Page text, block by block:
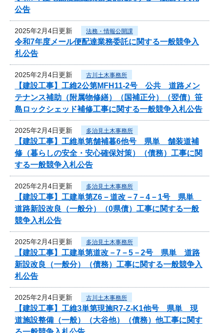
公告
2025年2月4日更新 法務・情報公開課
令和7年度メール便配達業務委託に関する一般競争入
札公告
2025年2月4日更新 古川土木事務所
【建設工事】工維2公第MFH11-2号 公共 道路メン
テナンス補助（附属物修繕）（国補正分）（翌債）笹
島ロックシェッド補修工事に関する一般競争入札公告
2025年2月4日更新 多治見土木事務所
【建設工事】工維単第舗補暮6他号 県単 舗装道補
修（暮らしの安全・安心確保対策）（債務）工事に関
する一般競争入札公告
2025年2月4日更新 多治見土木事務所
【建設工事】工建単第Z6－道改－7－4－1号 県単
道路新設改良（一般分）（0県債）工事に関する一般
競争入札公告
2025年2月4日更新 多治見土木事務所
【建設工事】工建単第道改－7－5－2号 県単 道路
新設改良（一般分）（債務）工事に関する一般競争入
札公告
2025年2月4日更新 古川土木事務所
【建設工事】工維3単第現施R7-Z-K1他号 県単 現
道施設整備（一般）（大谷他）（債務）他工事に関す